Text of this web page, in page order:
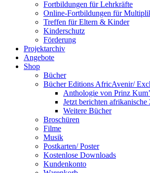
Fortbildungen für Lehrkräfte
Online-Fortbildungen für
Treffen für Eltern & Kinder
Kinderschutz
Förderung
Projektarchiv
Angebote
Shop
Bücher
Bücher Editions AfricAvenir/
Anthologie von Prinz
Jetzt berichten afrikanische
Weitere Bücher
Broschüren
Filme
Musik
Postkarten/ Poster
Kostenlose Downloads
Kundenkonto